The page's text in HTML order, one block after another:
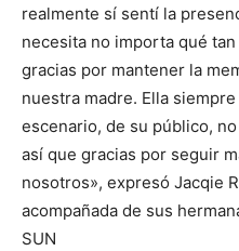
realmente sí sentí la
necesita no importa qué
gracias por mantener la
nuestra madre. Ella
escenario, de su público,
así que gracias por seguir
nosotros», expresó Jacqie
acompañada de sus
SUN